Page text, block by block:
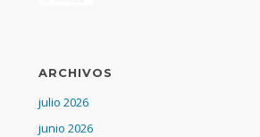
ARCHIVOS
julio 2026
junio 2026